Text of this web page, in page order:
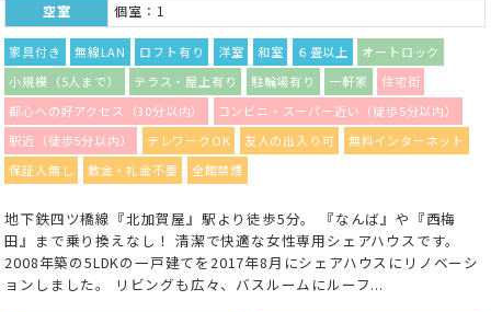
空室
個室：1
家具付き 無線LAN ロフト有り 洋室 和室 ６畳以上
オートロック
小規模（5人まで）
テラス・屋上有り 駐輪場有り 一軒家
住宅街
都心への好アクセス（30分以内）
コンビニ・スーパー近い（徒歩5分以内）
駅近（徒歩5分以内）
テレワークOK 友人の出入り可
無料インターネット
保証人無し
敷金・礼金不要 全館禁煙
地下鉄四ツ橋線『北加賀屋』駅より徒歩5分。 『なんば』や『西梅
田』まで乗り換えなし！ 清潔で快適な女性専用シェアハウスです。
2008年築の5LDKの一戸建てを2017年8月にシェアハウスにリノベーシ
ョンしました。 リビングも広々、バスルームにルーフ...